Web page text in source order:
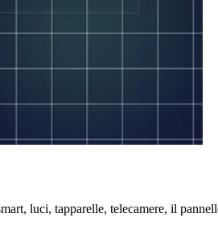
luci, tapparelle, telecamere, il